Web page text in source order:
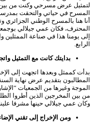
لتمثيل عرض مسرحي وكنت من بين
المسرح في حياتي والتحقت
أنا هنا بالمسرح الوطني
المحترف، فكان عمي جيلالي
إلى يومنا هذا في صناعة
الرابع.
بدايتك كانت مع التمثيل
بدأت كممثل وبعدها اتجهت إلى
المطالبون بتقديم عرض نهاية
الموجة وغيرها من الجمعيات
من بين المخرجين الذين أطروا
وكان عمي جيلالي حينها مشرفا
ومن الإخراج إلى تقني